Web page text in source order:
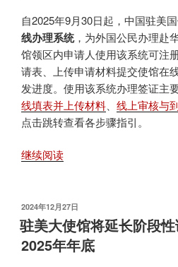
自2025年9月30日起，中国驻美
线办理系统，为外国公民办理赴
馆领区内申请人使用该系统可注
请表、上传申请材料提交使馆在
发进度。使用该系统办理签证主
线填表并上传材料
线上审核与
点击跳转查看各步骤指引。
继续阅读“新
国
签
证
在
发
布
于
2024年12月27日
驻美大使馆将延长阶段
2025年年底